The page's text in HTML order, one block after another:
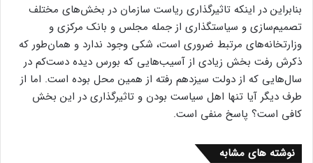
بنابراین در اینکه تاثیرگذاری ریاست سازمان در بخش‌های مختلف
تصمیم‌سازی و سیاستگذاری از جمله مجلس و بانک مرکزی و
وزارتخانه‌های مرتبط ضروری است، شکی وجود ندارد و همان‌طور که
ذکرش رفت بخش زیادی از آسیب‌هایی که بورس دیده دست‌کم در
سال‌هایی که از دولت سیزدهم رفته از همین محل بوده است. اما از
طرف دیگر آیا تنها اهل سیاست بودن و تاثیرگذاری در این بخش
کافی است؟ پاسخ منفی است.
نوشته های مشابه